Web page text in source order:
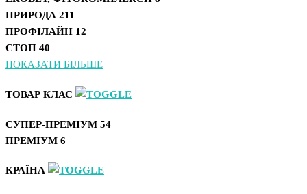
ПРИРОДА 211
ПРОФІЛАЙН 12
СТОП 40
ПОКАЗАТИ БІЛЬШЕ
ТОВАР КЛАС
СУПЕР-ПРЕМІУМ 54
ПРЕМІУМ 6
КРАЇНА